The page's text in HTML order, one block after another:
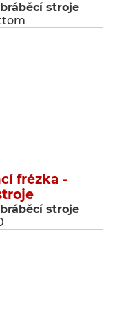
stroje
frézka -
stroje